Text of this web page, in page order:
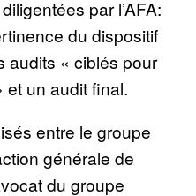
par l’AFA:
du dispositif
audits « ciblés pour
et un audit final.
entre le groupe
générale de
du groupe